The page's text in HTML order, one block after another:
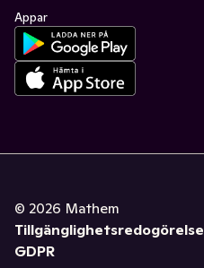
Appar
© 2026 Mathem
Tillgänglighetsredogörelse
GDPR